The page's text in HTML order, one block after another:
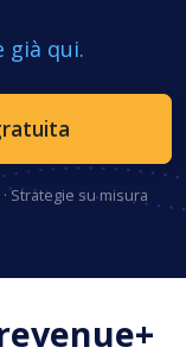
già qui.
Strategie su misura